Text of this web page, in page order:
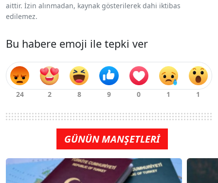
aittir. İzin alınmadan, kaynak gösterilerek dahi iktibas
edilemez.
Bu habere emoji ile tepki ver
GÜNÜN MANŞETLERİ